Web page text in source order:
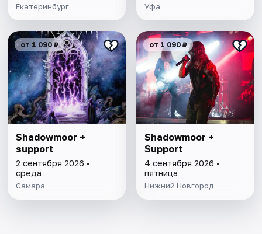
Екатеринбург Уфа
от 1 090 ₽
Shadowmoor +
support
2 сентября 2026 •
среда
Самара
от 1 090 ₽
Shadowmoor +
Support
4 сентября 2026 •
пятница
Нижний Новгород